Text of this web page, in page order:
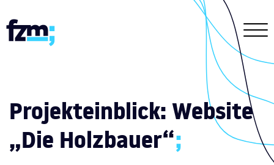
Projekteinblick: Website
„Die Holzbauer“;